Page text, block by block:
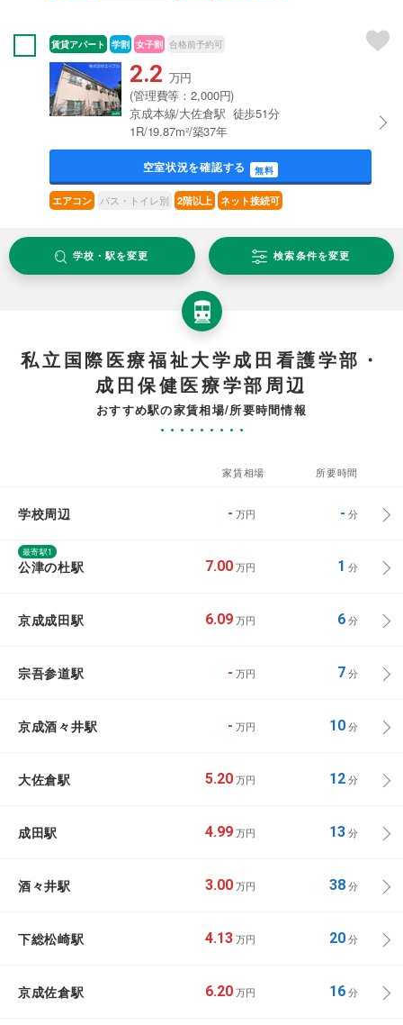
賃貸アパート 学割 女子割 合格前予約可
2.2 万円
(管理費等：2,000円)
京成本線/大佐倉駅 徒歩51分
1R/19.87m²/築37年
空室状況を確認する 無料
エアコン バス・トイレ別 2階以上 ネット接続可
学校・駅を変更 検索条件を変更
私立国際医療福祉大学成田看護学部・
成田保健医療学部周辺
おすすめ駅の家賃相場/所要時間情報
家賃相場 所要時間
学校周辺 - 万円 - 分
最寄駅1
公津の杜駅 7.00 万円 1 分
京成成田駅 6.09 万円 6分
宗吾参道駅 - 万円 7分
京成酒々井駅 - 万円 10分
大佐倉駅 5.20 万円 12分
成田駅 4.99 万円 13分
酒々井駅 3.00 万円 38分
下総松崎駅 4.13 万円 20分
京成佐倉駅 6.20 万円 16分